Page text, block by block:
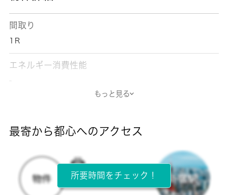
間取り
1Ｒ
エネルギー消費性能
-
所在階
もっと見る
最寄から都心へのアクセス
所要時間をチェック！